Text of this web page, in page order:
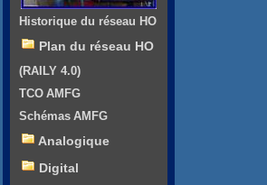
Historique du réseau HO
Plan du réseau HO
(RAILY 4.0)
TCO AMFG
Schémas AMFG
Analogique
Digital